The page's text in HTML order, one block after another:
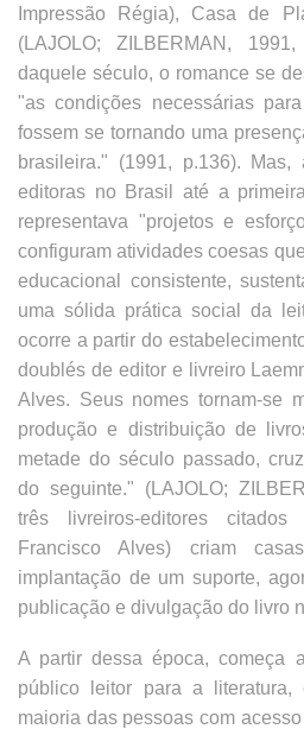
Impressão Régia), Casa de
(LAJOLO; ZILBERMAN,
daquele século, o romance se
"as condições necessárias
fossem se tornando uma
brasileira." (1991, p.136).
editoras no Brasil até a
representava "projetos e
configuram atividades coesas
educacional consistente,
uma sólida prática social da
ocorre a partir do
doublés de editor e livreiro
Alves. Seus nomes tornam-se
produção e distribuição de
metade do século passado,
do seguinte." (LAJOLO;
três livreiros-editores
Francisco Alves) criam
implantação de um suporte,
publicação e divulgação do livro
A partir dessa época, começa
público leitor para a literatura,
maioria das pessoas com